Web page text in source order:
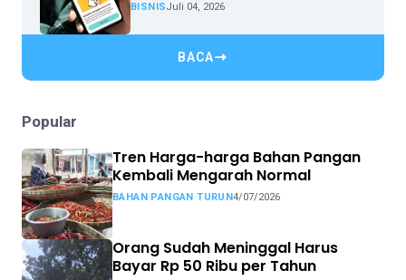
Masuk
BISNISJuli 04, 2026
BACA
Popular
Tren Harga-harga Bahan Pangan
Kembali Mengarah Normal
BAHAN PANGAN TURUN4/07/2026
Orang Sudah Meninggal Harus
Bayar Rp 50 Ribu per Tahun